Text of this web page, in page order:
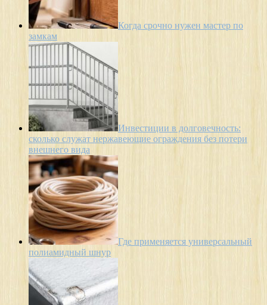
Когда срочно нужен мастер по
замкам
Инвестиции в долговечность:
сколько служат нержавеющие ограждения без потери
внешнего вида
Где применяется универсальный
полиамидный шнур